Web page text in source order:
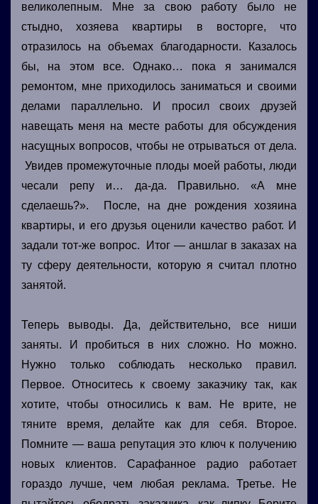
великолепным. Мне за свою работу было не
стыдно, хозяева квартиры в восторге, что
отразилось на объемах благодарности. Казалось
бы, на этом все. Однако… пока я занимался
ремонтом, мне приходилось заниматься и своими
делами параллельно. И просил своих друзей
навещать меня на месте работы для обсуждения
насущных вопросов, чтобы не отрываться от дела.
Увидев промежуточные плоды моей работы, люди
чесали репу и… да-да. Правильно. «А мне
сделаешь?». После, на дне рождения хозяина
квартиры, и его друзья оценили качество работ. И
задали тот-же вопрос. Итог — аншлаг в заказах на
ту сферу деятельности, которую я считал плотно
занятой.
Теперь выводы. Да, действительно, все ниши
заняты. И пробиться в них сложно. Но можно.
Нужно только соблюдать несколько правил.
Первое. Относитесь к своему заказчику так, как
хотите, чтобы относились к вам. Не врите, не
тяните время, делайте как для себя. Второе.
Помните — ваша репутация это ключ к получению
новых клиентов. Сарафанное радио работает
гораздо лучше, чем любая реклама. Третье. Не